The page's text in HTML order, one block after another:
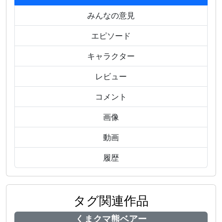
みんなの意見
エピソード
キャラクター
レビュー
コメント
画像
動画
履歴
タグ関連作品
くまクマ熊ベアー